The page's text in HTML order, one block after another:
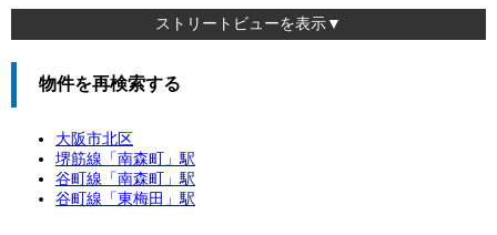
ストリートビューを表示▼
物件を再検索する
大阪市北区
堺筋線「 南森町
」駅
谷町線「 南森町
」駅
谷町線「 東梅田 」駅